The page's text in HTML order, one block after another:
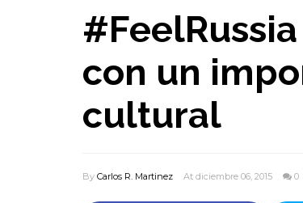
con un
cultural
By Carlos R. Martinez At diciembre 06, 2015 0